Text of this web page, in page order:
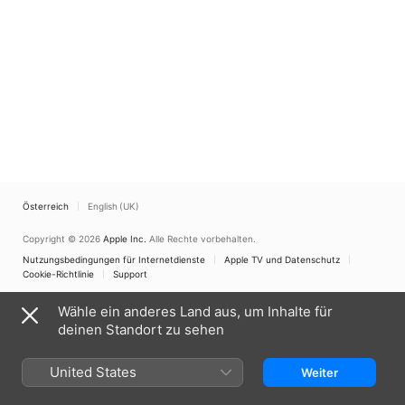
Österreich English (UK)
Copyright © 2026 Apple Inc. Alle Rechte vorbehalten.
Nutzungsbedingungen für Internetdienste
Apple TV und Datenschutz
Cookie-Richtlinie
Support
Wähle ein anderes Land aus, um Inhalte für
deinen Standort zu sehen
United States Weiter